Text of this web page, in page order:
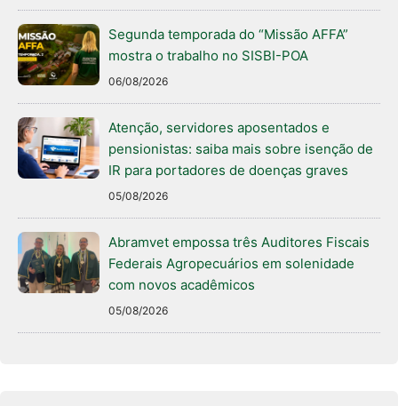
Segunda temporada do “Missão AFFA”
mostra o trabalho no SISBI-POA
06/08/2026
Atenção, servidores aposentados e
pensionistas: saiba mais sobre isenção de
IR para portadores de doenças graves
05/08/2026
Abramvet empossa três Auditores Fiscais
Federais Agropecuários em solenidade
com novos acadêmicos
05/08/2026